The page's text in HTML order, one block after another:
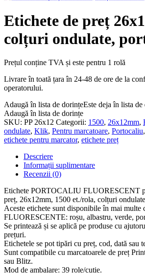
52
56
60
64
L
M
S
XL
XS
XXL
XXXL
Etichete de preț
colțuri ondulate,
Prețul conține TVA și este pentru 1 rolă
Livrare în toată țara în 24-48 de ore de la
operatorului.
Adaugă în lista de dorințeEste deja în lista de
Adaugă în lista de dorințe
SKU: PP 26x12 Categorii: 1500, 26x12mm,
ondulate, Klik, Pentru marcatoare, Portocaliu,
etichete pentru marcator, etichete preț
Descriere
Informații suplimentare
Recenzii (0)
Etichete PORTOCALIU FLUORESCENT
preț, 26x12mm, 1500 et./rola, colțuri
Aceste etichete sunt disponibile în mai multe
FLUORESCENTE: roșu, albastru, verde,
Se printează și se aplică pe produse cu
prețuri.
Etichetele se pot tipări cu preț, cod, dată sau
Sunt compatibile cu marcatoarele de preț
sau Blitz.
Mod de ambalare: 39 role/cutie.